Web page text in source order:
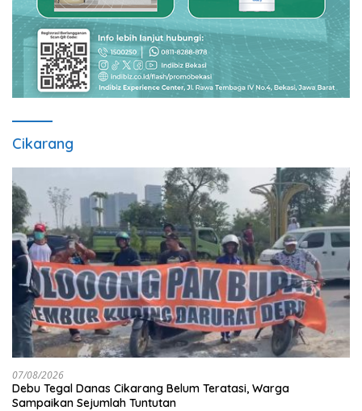
Cikarang
07/08/2026
Debu Tegal Danas Cikarang Belum Teratasi, Warga
Sampaikan Sejumlah Tuntutan